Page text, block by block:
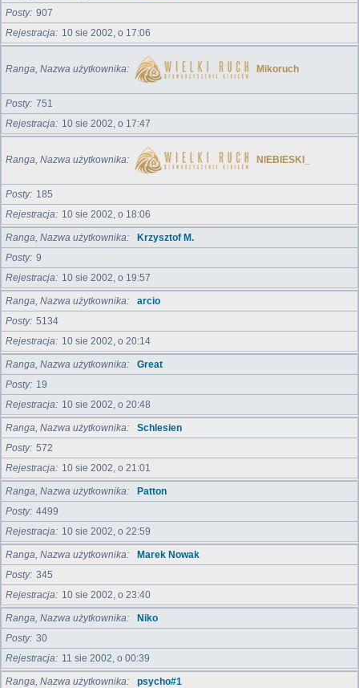
Posty 907
Rejestracja
10 sie 2002, o 17:06
Ranga, Nazwa użytkownika Mikoruch
Posty 751
Rejestracja
10 sie 2002, o 17:47
Ranga, Nazwa użytkownika NIEBIESKI_
Posty
185
Rejestracja
10 sie 2002, o 18:06
Ranga, Nazwa użytkownika
Krzysztof M.
Posty 9
Rejestracja
10 sie 2002, o 19:57
Ranga, Nazwa użytkownika
arcio
Posty 5134
Rejestracja
10 sie 2002, o 20:14
Ranga, Nazwa użytkownika
Great
Posty
19
Rejestracja
10 sie 2002, o 20:48
Ranga, Nazwa użytkownika
Schlesien
Posty 572
Rejestracja
10 sie 2002, o 21:01
Ranga, Nazwa użytkownika
Patton
Posty 4499
Rejestracja
10 sie 2002, o 22:59
Ranga, Nazwa użytkownika
Marek Nowak
Posty 345
Rejestracja
10 sie 2002, o 23:40
Ranga, Nazwa użytkownika
Niko
Posty 30
Rejestracja
11 sie 2002, o 00:39
Ranga, Nazwa użytkownika
psycho#1